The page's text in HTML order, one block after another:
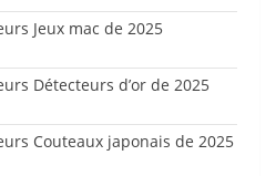
Jeux mac de 2025
Détecteurs d’or de 2025
Couteaux japonais de 2025